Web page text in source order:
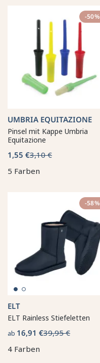
-50%
UMBRIA EQUITAZIONE
Pinsel mit Kappe Umbria
Equitazione
1,55 €3,10 €
5 Farben
-58%
ELT
ELT Rainless Stiefeletten
ab 16,91 €39,95 €
4 Farben